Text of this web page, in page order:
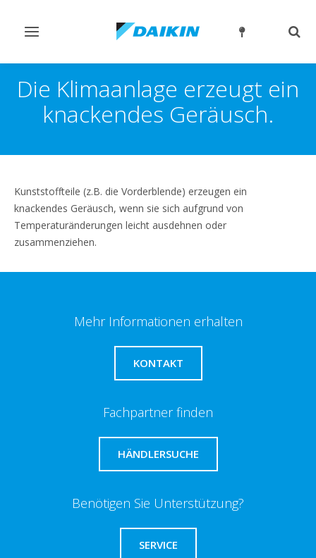
Navigation
Die Klimaanlage erzeugt ein
knackendes Geräusch.
Kunststoffteile (z.B. die Vorderblende) erzeugen ein
knackendes Geräusch, wenn sie sich aufgrund von
Temperaturänderungen leicht ausdehnen oder
zusammenziehen.
Mehr Informationen erhalten
KONTAKT
Fachpartner finden
HÄNDLERSUCHE
Benötigen Sie Unterstützung?
SERVICE